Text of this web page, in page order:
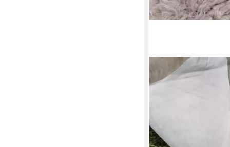
PROVELLUS
Fellteppich Öko
Taupe 2.Wahl Bis 140